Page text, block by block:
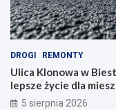
DROGI REMONTY
Ulica Klonowa w
lepsze życie dla
5 sierpnia 2026